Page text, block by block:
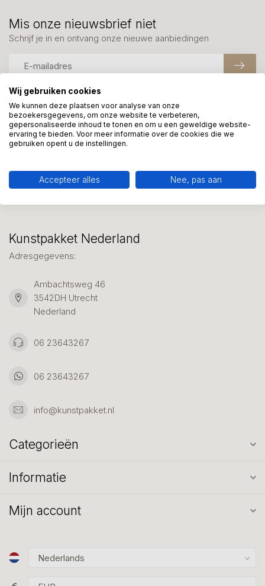
Meer informatie?
We helpen graag met uw keuze of geven advies, bel of app
ons 7 dagen per week: 06-23643267
Klantenservice
Mis onze nieuwsbrief niet
Schrijf je in en ontvang onze nieuwe aanbiedingen
Kunstpakket Nederland
Adresgegevens:
Ambachtsweg 46
3542DH Utrecht
Nederland
06 23643267
06 23643267
info@kunstpakket.nl
Categorieën
Informatie
Mijn account
Wij gebruiken cookies
We kunnen deze plaatsen voor analyse van onze
bezoekersgegevens, om onze website te verbeteren,
gepersonaliseerde inhoud te tonen en om u een geweldige website-
ervaring te bieden. Voor meer informatie over de cookies die we
gebruiken opent u de instellingen.
Accepteer alles Nee, pas aan